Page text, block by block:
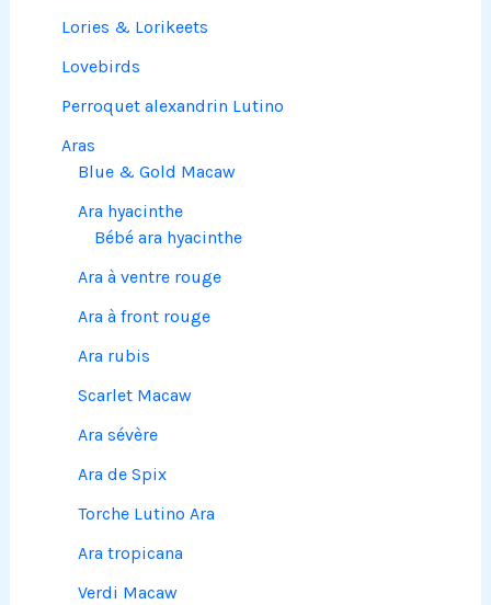
Lories & Lorikeets
Lovebirds
Perroquet alexandrin Lutino
Aras
Blue & Gold Macaw
Ara hyacinthe
Bébé ara hyacinthe
Ara à ventre rouge
Ara à front rouge
Ara rubis
Scarlet Macaw
Ara sévère
Ara de Spix
Torche Lutino Ara
Ara tropicana
Verdi Macaw